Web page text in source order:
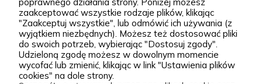
ogrodowych, które dobrze przyjmują się po
posadzeniu i przez lata zdobią przydomowe
rabaty, skalniaki, ogrody naturalistyczne oraz
większe kompozycje krajobrazowe. Za Zieloną Parą
stoją Wiktor i Klaudia, którzy z dużą starannością
rozwiń więcej
zaakceptować wszystkie rodzaje plików, klikając
"Zaakceptuj wszystkie", lub odmówić ich używania (z
wyjątkiem niezbędnych). Możesz też dostosować pliki
do swoich potrzeb, wybierając "Dostosuj zgody".
Udzieloną zgodę możesz w dowolnym momencie
wycofać lub zmienić, klikając w link "Ustawienia plików
cookies" na dole strony.